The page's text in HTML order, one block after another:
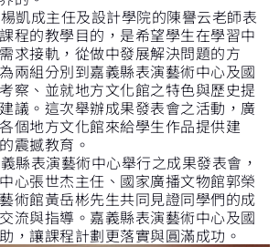
凱成主任及設計學院的陳譽云老師表
程的教學目的，是希望學生在學習中
求接軌，從做中發展解決問題的方
兩組分別到嘉義縣表演藝術中心及國
察、並就地方文化館之特色與歷史提
議。這次舉辦成果發表會之活動，廣
個地方文化館來給學生作品提供建
震撼教育。
縣表演藝術中心舉行之成果發表會，
心張世杰主任、國家廣播文物館郭榮
術館黃岳彬先生共同見證同學們的成
流與指導。嘉義縣表演藝術中心及國
，讓課程計劃更落實與圓滿成功。